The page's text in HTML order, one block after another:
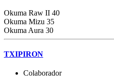
Okuma Raw II 40
Okuma Mizu 35
Okuma Aura 30
TXIPIRON
Colaborador